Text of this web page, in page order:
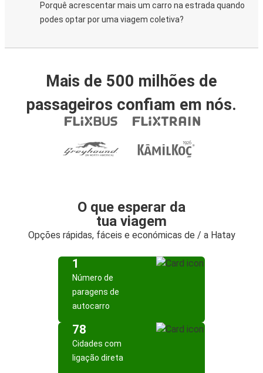
Porquê acrescentar mais um carro na estrada quando
podes optar por uma viagem coletiva?
Mais de 500 milhões de
passageiros confiam em nós.
O que esperar da
tua viagem
Opções rápidas, fáceis e económicas de / a Hatay
1
Número de
paragens de
autocarro
78
Cidades com
ligação direta